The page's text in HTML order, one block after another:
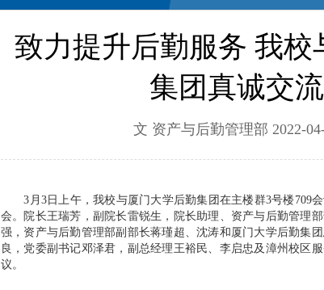
致力提升后勤服务 我校
集团真诚交流
文 资产与后勤管理部 2022-
3月3日上午，我校与厦门大学后勤集团在主楼群3号楼709
会。院长王瑞芳，副院长雷锐生，院长助理、资产与后勤管理
强，资产与后勤管理部副部长蒋瑾超、沈涛和厦门大学后勤集
良，党委副书记邓泽君，副总经理王裕民、李启忠及漳州校区
议。